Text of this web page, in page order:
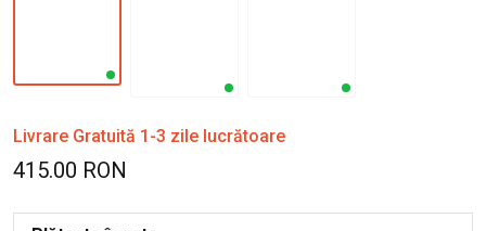
Livrare Gratuită 1-3 zile lucrătoare
415.00 RON